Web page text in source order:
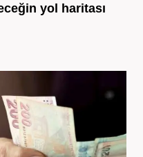
yol haritası